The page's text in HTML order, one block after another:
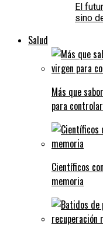
El
sino
Salud
Más que
para
Científicos
memoria